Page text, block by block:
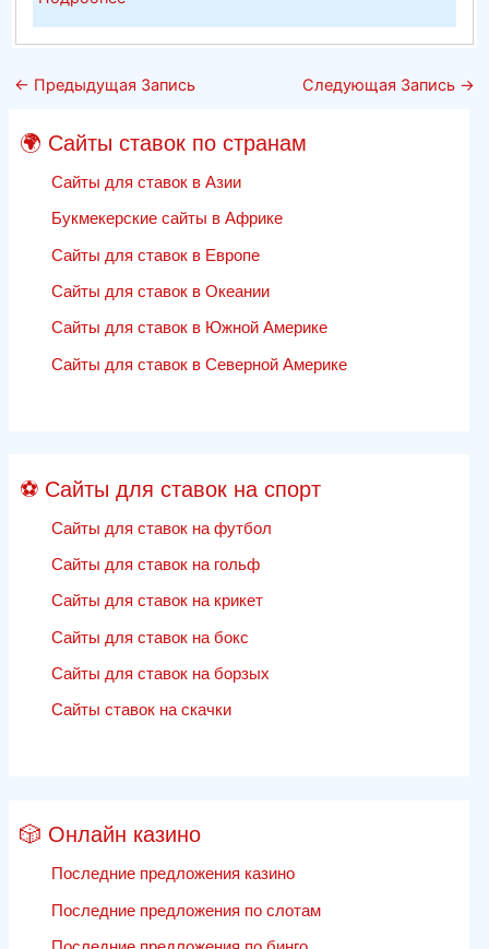
Особенности
маркетинга
в
2020
веб-
оптимизациясайты
ставок
отзывы
← Предыдущая Запись Следующая Запись →
🌍 Сайты ставок по странам
Сайты для ставок в Азии
Букмекерские сайты в Африке
Сайты для ставок в Европе
Сайты для ставок в Океании
Сайты для ставок в Южной Америке
Сайты для ставок в Северной Америке
⚽ Сайты для ставок на спорт
Сайты для ставок на футбол
Сайты для ставок на гольф
Сайты для ставок на крикет
Сайты для ставок на бокс
Сайты для ставок на борзых
Сайты ставок на скачки
🎲 Онлайн казино
Последние предложения казино
Последние предложения по слотам